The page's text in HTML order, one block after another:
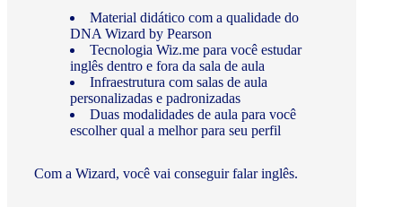
Material didático com a qualidade do
DNA Wizard by Pearson
Tecnologia Wiz.me para você estudar
inglês dentro e fora da sala de aula
Infraestrutura com salas de aula
personalizadas e padronizadas
Duas modalidades de aula para você
escolher qual a melhor para seu perfil
Com a Wizard, você vai conseguir falar inglês.